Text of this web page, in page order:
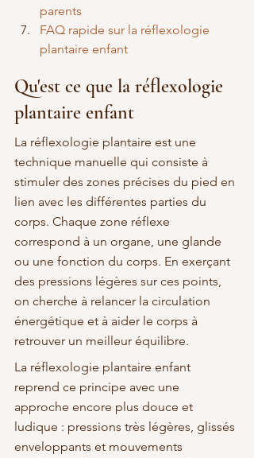
parents
FAQ rapide sur la réflexologie
plantaire enfant
Qu'est ce que la réflexologie
plantaire enfant
La réflexologie plantaire est une
technique manuelle qui consiste à
stimuler des zones précises du pied en
lien avec les différentes parties du
corps. Chaque zone réflexe
correspond à un organe, une glande
ou une fonction du corps. En exerçant
des pressions légères sur ces points,
on cherche à relancer la circulation
énergétique et à aider le corps à
retrouver un meilleur équilibre.
La réflexologie plantaire enfant
reprend ce principe avec une
approche encore plus douce et
ludique : pressions très légères, glissés
enveloppants et mouvements